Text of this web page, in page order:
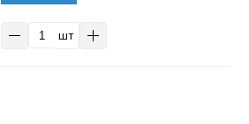
шт